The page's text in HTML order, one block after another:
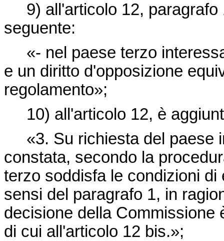
9) all'articolo 12,
seguente:
«- nel paese terzo
e un diritto d'opposizione
regolamento»;
10) all'articolo 12, è
«3. Su richiesta del paese
constata, secondo la
terzo soddisfa le condizioni
sensi del paragrafo 1, in
decisione della Commissione
di cui all'articolo 12 bis.»;